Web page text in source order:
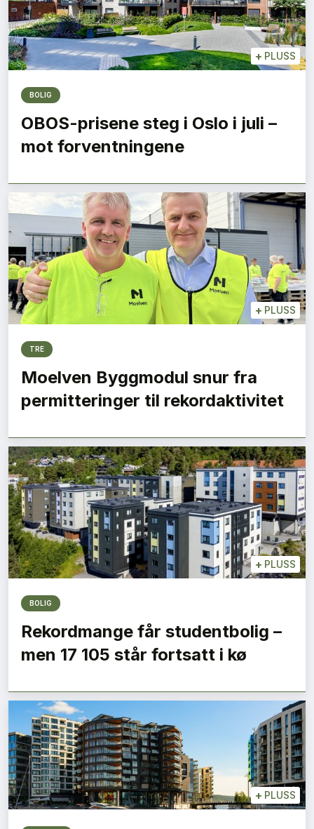
+ PLUSS
BOLIG
OBOS-prisene steg i Oslo i juli –
mot forventningene
+ PLUSS
TRE
Moelven Byggmodul snur fra
permitteringer til rekordaktivitet
+ PLUSS
BOLIG
Rekordmange får studentbolig –
men 17 105 står fortsatt i kø
+ PLUSS